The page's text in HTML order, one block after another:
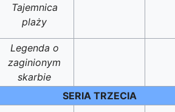
Tajemnica
plaży
Legenda o
zaginionym
skarbie
SERIA TRZECIA